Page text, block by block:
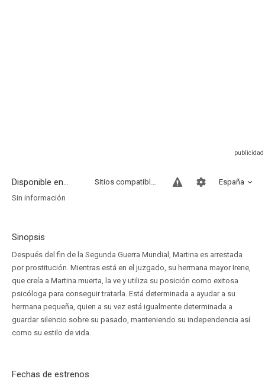
Disponible en... España
Sitios compatibles
Sin información
Sinopsis
Después del fin de la Segunda Guerra Mundial, Martina es arrestada
por prostitución. Mientras está en el juzgado, su hermana mayor Irene,
que creía a Martina muerta, la ve y utiliza su posición como exitosa
psicóloga para conseguir tratarla. Está determinada a ayudar a su
hermana pequeña, quien a su vez está igualmente determinada a
guardar silencio sobre su pasado, manteniendo su independencia así
como su estilo de vida.
Fechas de estrenos